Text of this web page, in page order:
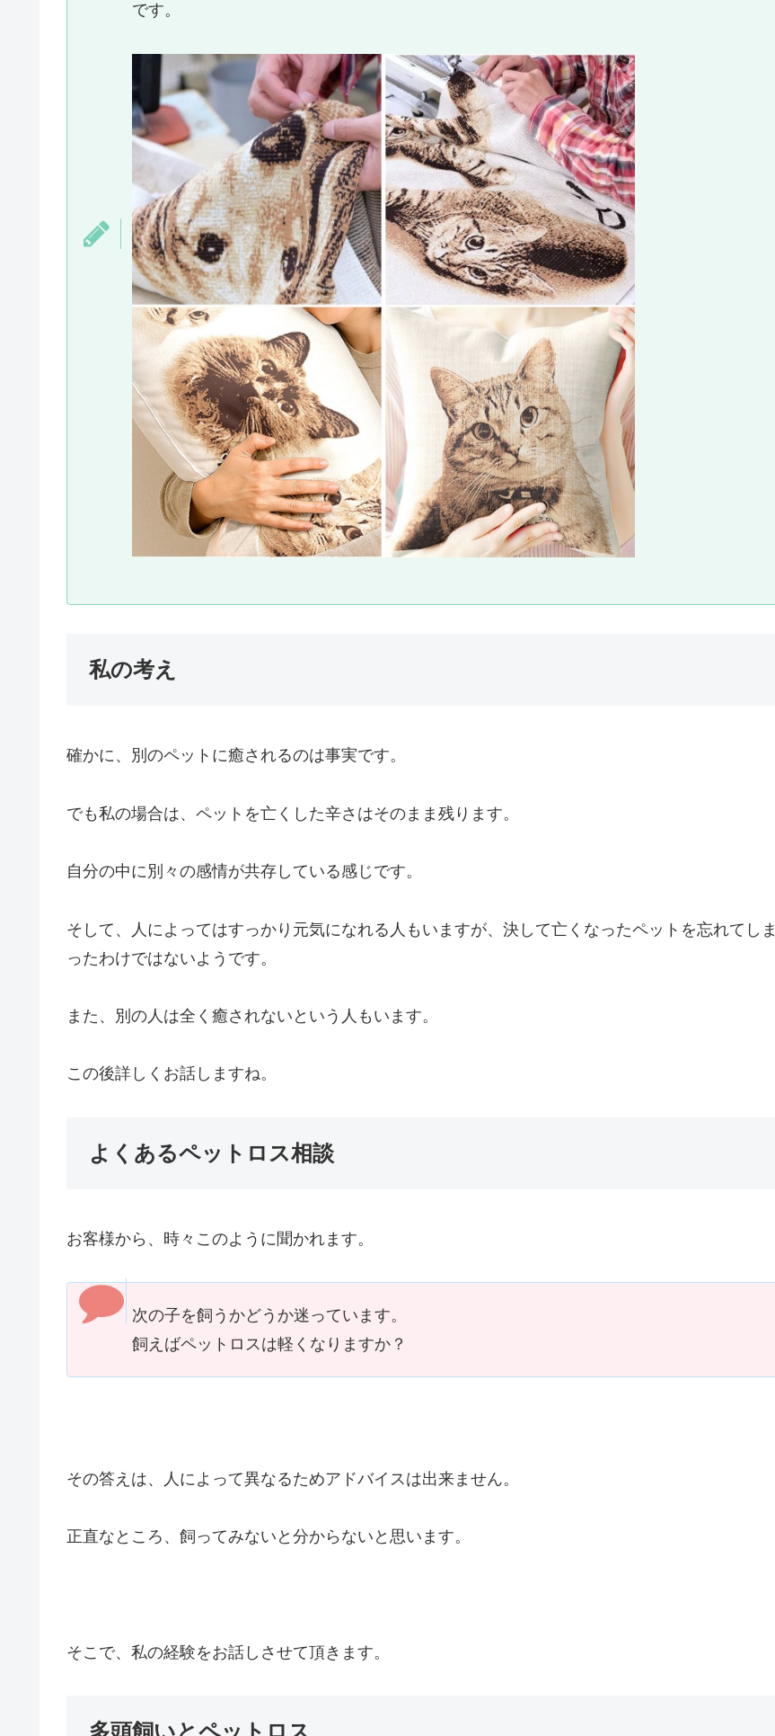
です。
私の考え
確かに、別のペットに癒されるのは事実です。
でも私の場合は、ペットを亡くした辛さはそのまま残ります。
自分の中に別々の感情が共存している感じです。
そして、人によってはすっかり元気になれる人もいますが、決して亡くなったペットを忘れてしま
ったわけではないようです。
また、別の人は全く癒されないという人もいます。
この後詳しくお話しますね。
よくあるペットロス相談
お客様から、時々このように聞かれます。
次の子を飼うかどうか迷っています。
飼えばペットロスは軽くなりますか？
その答えは、人によって異なるためアドバイスは出来ません。
正直なところ、飼ってみないと分からないと思います。
そこで、私の経験をお話しさせて頂きます。